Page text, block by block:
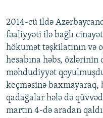
2014-cü ildə
fəaliyyəti ilə bağlı
hökumət təşkilatının və
hesabına həbs, özlərinin
məhdudiyyət
keçməsinə baxmayaraq,
qadağalar hələ də
martın 4-də aradan